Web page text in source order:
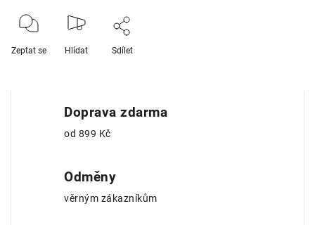
Zeptat se Hlídat Sdílet
Doprava zdarma
od 899 Kč
Odměny
věrným zákazníkům